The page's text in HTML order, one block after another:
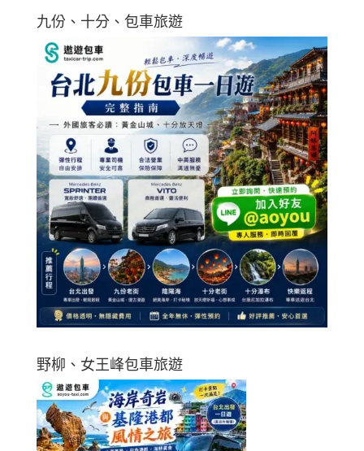
九份、十分、包車旅遊
野柳、女王峰包車旅遊